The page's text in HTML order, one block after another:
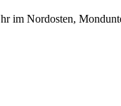
im Nordosten,